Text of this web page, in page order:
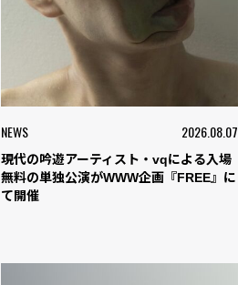
NEWS 2026.08.07
現代の吟遊アーティスト・vqによる入場
無料の単独公演がWWW企画『FREE』に
て開催